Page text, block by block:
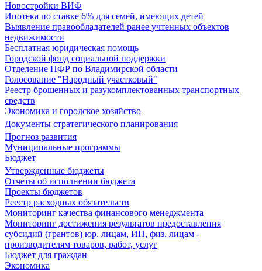
Новостройки ВИФ
Ипотека по ставке 6% для семей, имеющих детей
Выявление правообладателей ранее учтенных объектов
недвижимости
Бесплатная юридическая помощь
Городской фонд социальной поддержки
Отделение ПФР по Владимирской области
Голосование "Народный участковый"
Реестр брошенных и разукомплектованных транспортных
средств
Экономика и городское хозяйство
Документы стратегического планирования
Прогноз развития
Муниципальные программы
Бюджет
Утвержденные бюджеты
Отчеты об исполнении бюджета
Проекты бюджетов
Реестр расходных обязательств
Мониторинг качества финансового менеджмента
Мониторинг достижения результатов предоставления
субсидий (грантов) юр. лицам, ИП, физ. лицам -
производителям товаров, работ, услуг
Бюджет для граждан
Экономика